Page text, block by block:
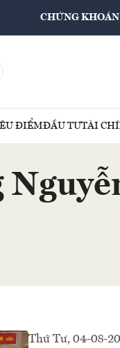
CHỨNG KHOÁN
ĐIỂMĐẦU TƯTÀI
Thứ Tư, 04-08-